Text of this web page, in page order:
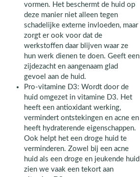
vormen. Het beschermt de huid op
deze manier niet alleen tegen
schadelijke externe invloeden, maar
zorgt er ook voor dat de
werkstoffen daar blijven waar ze
hun werk dienen te doen. Geeft een
zijdezacht en aangenaam glad
gevoel aan de huid.
Pro-vitamine D3: Wordt door de
huid omgezet in vitamine D3. Het
heeft een antioxidant werking,
vermindert ontstekingen en acne en
heeft hydraterende eigenschappen.
Ook helpt het een droge huid te
verminderen. Zowel bij een acne
huid als een droge en jeukende huid
zien we vaak een tekort aan